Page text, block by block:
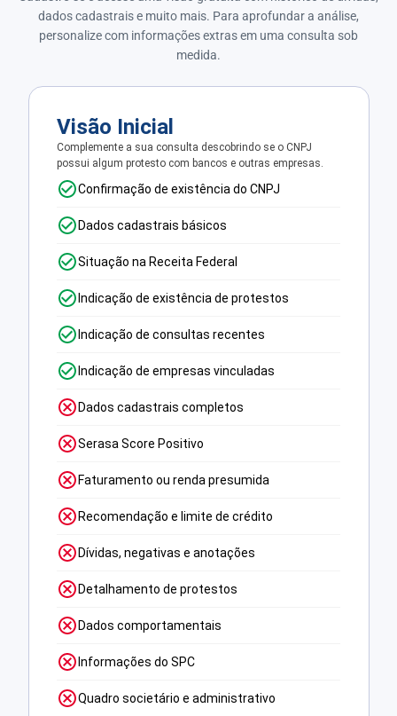
dados cadastrais e muito mais. Para aprofundar a análise,
personalize com informações extras em uma consulta sob
medida.
Visão Inicial
Complemente a sua consulta descobrindo se o CNPJ
possui algum protesto com bancos e outras empresas.
Confirmação de existência do CNPJ
Dados cadastrais básicos
Situação na Receita Federal
Indicação de existência de protestos
Indicação de consultas recentes
Indicação de empresas vinculadas
Dados cadastrais completos
Serasa Score Positivo
Faturamento ou renda presumida
Recomendação e limite de crédito
Dívidas, negativas e anotações
Detalhamento de protestos
Dados comportamentais
Informações do SPC
Quadro societário e administrativo